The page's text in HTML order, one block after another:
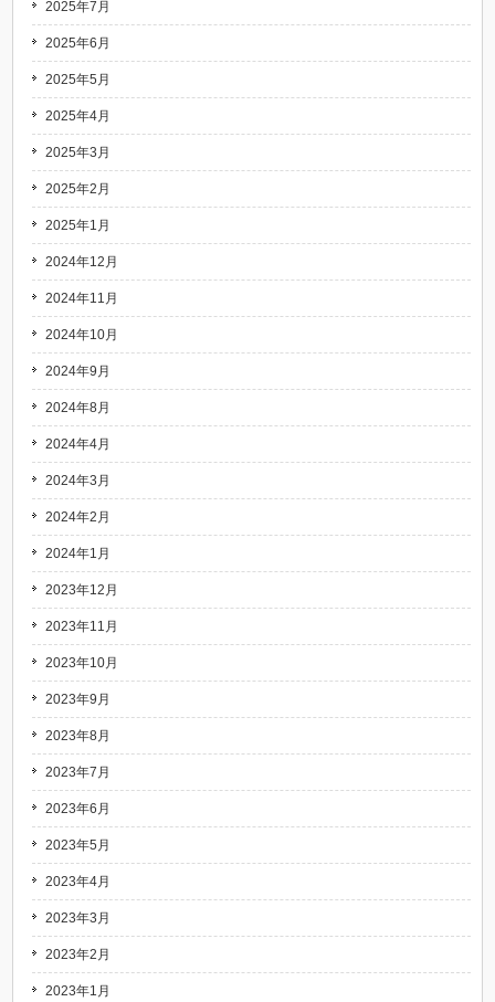
2025年7月
2025年6月
2025年5月
2025年4月
2025年3月
2025年2月
2025年1月
2024年12月
2024年11月
2024年10月
2024年9月
2024年8月
2024年4月
2024年3月
2024年2月
2024年1月
2023年12月
2023年11月
2023年10月
2023年9月
2023年8月
2023年7月
2023年6月
2023年5月
2023年4月
2023年3月
2023年2月
2023年1月